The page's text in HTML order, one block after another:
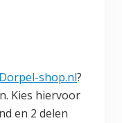
shop.nl?
Kies hiervoor
en 2 delen